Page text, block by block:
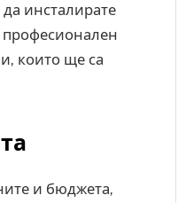
инсталирате
професионален
които ще са
и бюджета,